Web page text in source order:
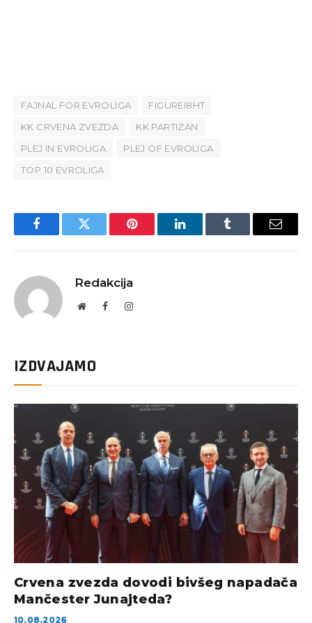
FAJNAL FOR EVROLIGA
FIGUREI8HT
KK CRVENA ZVEZDA
KK PARTIZAN
PLEJ IN EVROLIGA
PLEJ OF EVROLIGA
TOP 10 EVROLIGA
FacebookTwitter Pinterest LinkedInTumblr Email
Redakcija
WebsiteFacebookInstagram
IZDVAJAMO
Crvena zvezda dovodi bivšeg napadača
Mančester Junajteda?
10.08.2026